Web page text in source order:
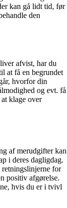
kan gå lidt tid, før
den
afvist, har du
at få en begrundet
hvorfor din
og evt. få
klage over
af merudgifter kan
i deres dagligdag.
for
positiv afgørelse.
hvis du er i tvivl